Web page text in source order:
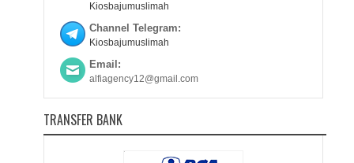
Kiosbajumuslimah
Channel Telegram:
Kiosbajumuslimah
Email:
alfiagency12@gmail.com
TRANSFER BANK